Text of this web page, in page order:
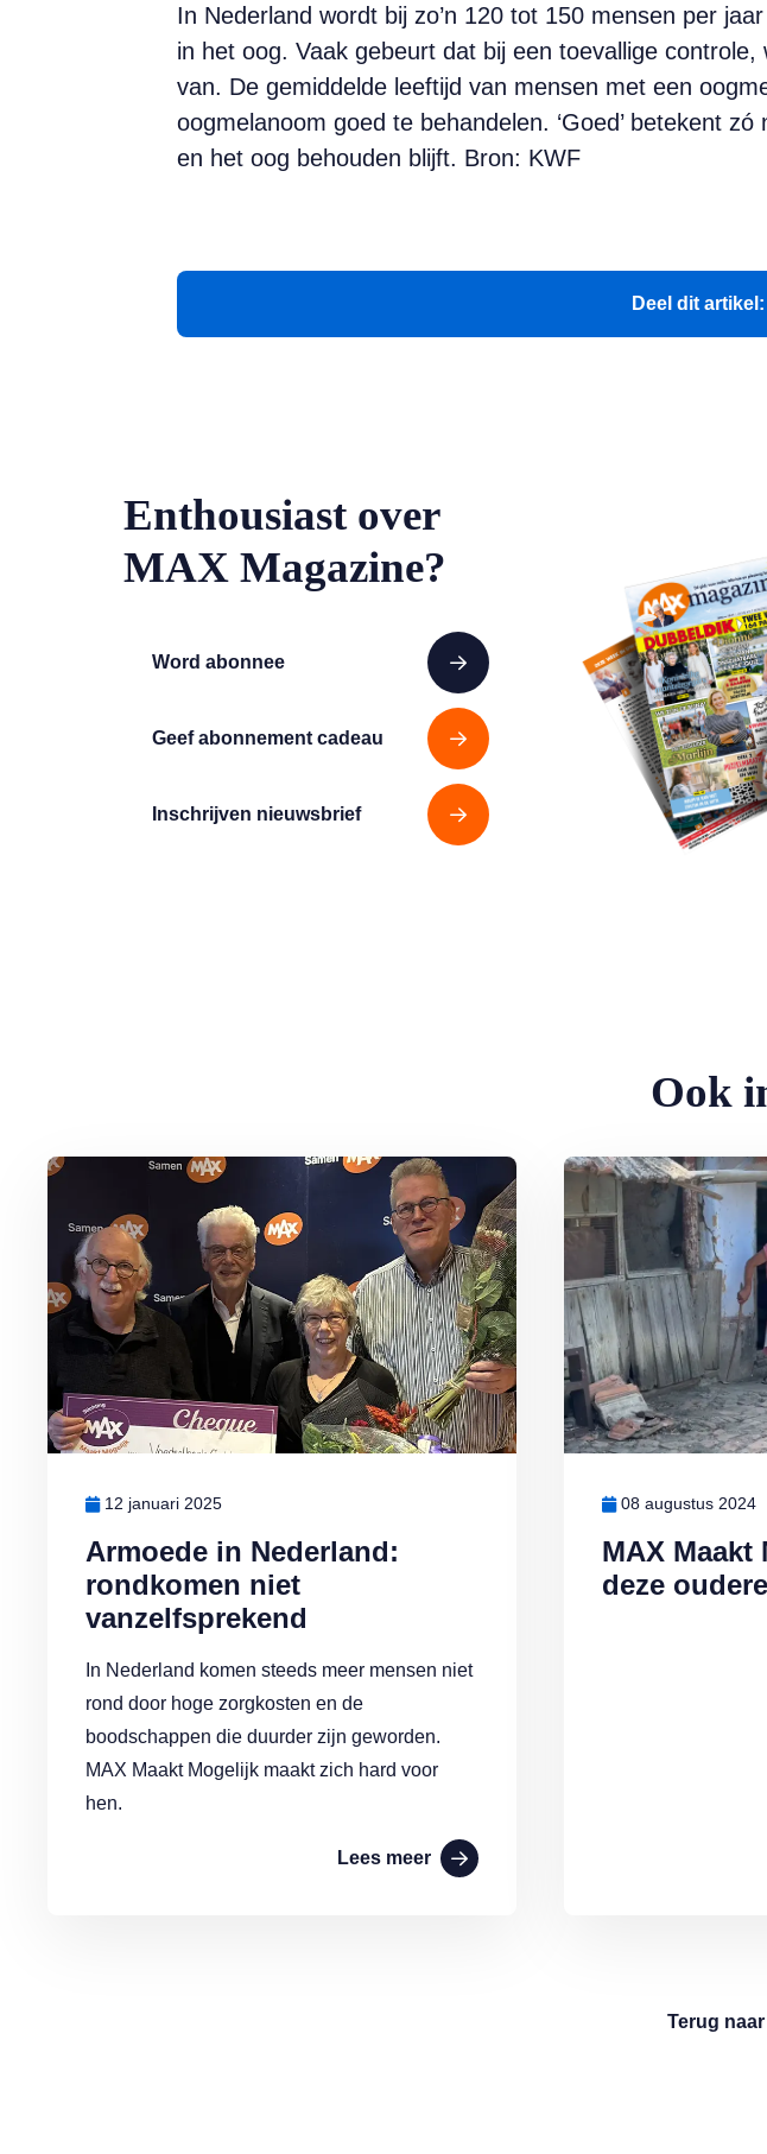
In Nederland wordt bij zo’n 120 tot 150 mensen per
in het oog. Vaak gebeurt dat bij een toevallige
van. De gemiddelde leeftijd van mensen met een
oogmelanoom goed te behandelen. ‘Goed’ betekent
en het oog behouden blijft. Bron: KWF
Deel dit artikel:
Enthousiast over
MAX Magazine?
Word abonnee
Geef abonnement cadeau
Inschrijven nieuwsbrief
Ook
Armoede in Nederland:
rondkomen niet
vanzelfsprekend
12 januari 2025
In Nederland komen steeds meer mensen niet
rond door hoge zorgkosten en de
boodschappen die duurder zijn geworden.
MAX Maakt Mogelijk maakt zich hard voor
hen.
Lees meer
Lees meer over Armoede in Nederland: rondkomen niet vanzelfsprekend
MAX
deze
08 augustus 2024
Lees meer over MAX
Terug